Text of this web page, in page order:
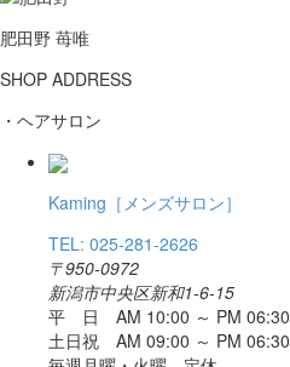
肥田野 苺唯
SHOP ADDRESS
・ヘアサロン
Kaming ［メンズサロン］
TEL: 025-281-2626
〒950-0972
新潟市中央区新和1-6-15
平 日 AM 10:00 ～ PM 06:30
土日祝 AM 09:00 ～ PM 06:30